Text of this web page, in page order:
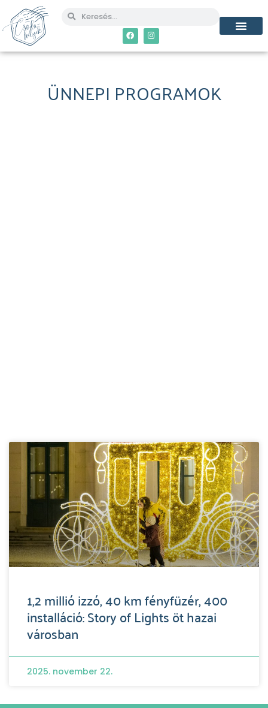
ÜNNEPI PROGRAMOK
1,2 millió izzó, 40 km fényfüzér, 400
installáció: Story of Lights öt hazai
városban
2025. november 22.